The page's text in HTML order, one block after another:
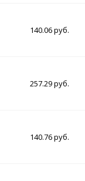
140.06 руб.
257.29 руб.
140.76 руб.